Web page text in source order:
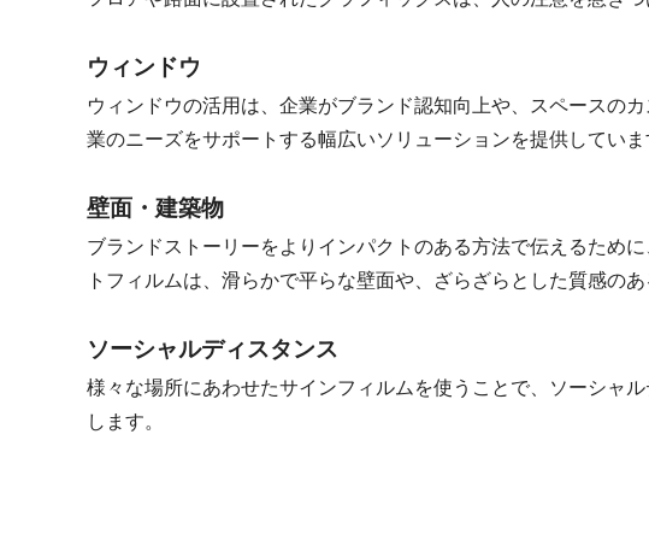
ウィンドウ
ウィンドウの活用は、企業がブランド認知向上や、スペースの
業のニーズをサポートする幅広いソリューションを提供していま
壁面・建築物
ブランドストーリーをよりインパクトのある方法で伝えるため
トフィルムは、滑らかで平らな壁面や、ざらざらとした質感の
ソーシャルディスタンス
様々な場所にあわせたサインフィルムを使うことで、ソーシャ
します。